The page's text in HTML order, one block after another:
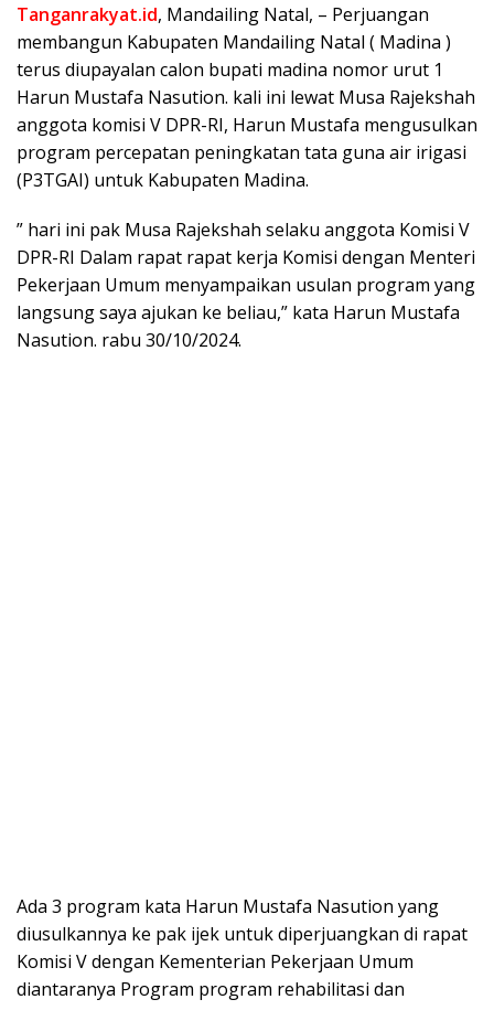
Tanganrakyat.id, Mandailing Natal, – Perjuangan
membangun Kabupaten Mandailing Natal ( Madina )
terus diupayalan calon bupati madina nomor urut 1
Harun Mustafa Nasution. kali ini lewat Musa Rajekshah
anggota komisi V DPR-RI, Harun Mustafa mengusulkan
program percepatan peningkatan tata guna air irigasi
(P3TGAI) untuk Kabupaten Madina.
” hari ini pak Musa Rajekshah selaku anggota Komisi V
DPR-RI Dalam rapat rapat kerja Komisi dengan Menteri
Pekerjaan Umum menyampaikan usulan program yang
langsung saya ajukan ke beliau,” kata Harun Mustafa
Nasution. rabu 30/10/2024.
Ada 3 program kata Harun Mustafa Nasution yang
diusulkannya ke pak ijek untuk diperjuangkan di rapat
Komisi V dengan Kementerian Pekerjaan Umum
diantaranya Program program rehabilitasi dan